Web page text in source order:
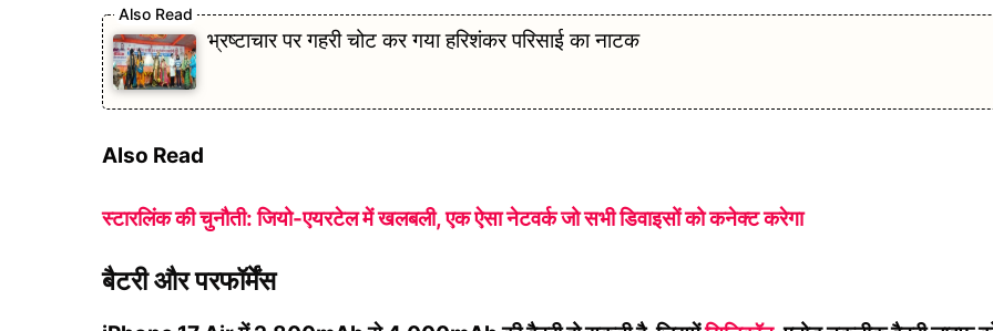
भ्रष्टाचार पर गहरी चोट कर गया हरिशंकर परिसाई का नाटक
Also Read
स्टारलिंक की चुनौती: जियो-एयरटेल में खलबली, एक ऐसा नेटवर्क जो सभी डिवाइसों को कनेक्ट करेगा
बैटरी और परफॉर्मेंस